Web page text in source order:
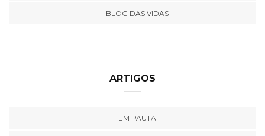
BLOG DAS VIDAS
ARTIGOS
EM PAUTA